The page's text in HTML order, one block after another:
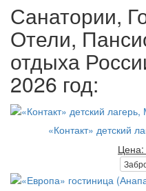
Санатории,
Отели,
отдыха
2026 год:
«Контакт» детский
Цена: